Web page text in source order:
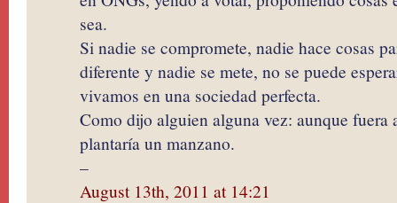
sea.
Si nadie se compromete, nadie hace cosas
diferente y nadie se mete, no se puede
vivamos en una sociedad perfecta.
Como dijo alguien alguna vez: aunque fuera
plantaría un manzano.
–
August 13th, 2011 at 14:21